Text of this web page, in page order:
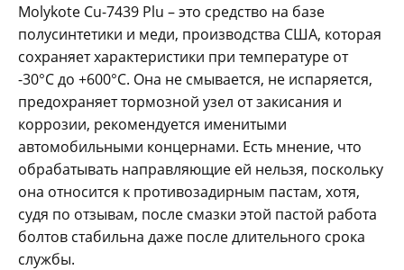
Molykote Cu-7439 Plu – это средство на базе
полусинтетики и меди, производства США, которая
сохраняет характеристики при температуре от
-30°C до +600°C. Она не смывается, не испаряется,
предохраняет тормозной узел от закисания и
коррозии, рекомендуется именитыми
автомобильными концернами. Есть мнение, что
обрабатывать направляющие ей нельзя, поскольку
она относится к противозадирным пастам, хотя,
судя по отзывам, после смазки этой пастой работа
болтов стабильна даже после длительного срока
службы.